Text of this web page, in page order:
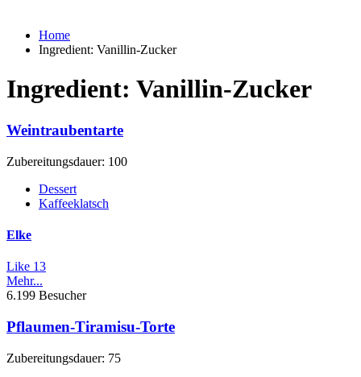
Home
Ingredient: Vanillin-Zucker
Ingredient: Vanillin-Zucker
Weintraubentarte
Zubereitungsdauer: 100
Dessert
Kaffeeklatsch
Elke
Like 13
Mehr...
6.199 Besucher
Pflaumen-Tiramisu-Torte
Zubereitungsdauer: 75